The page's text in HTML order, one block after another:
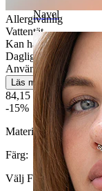
Navel
Allergivänlig
Vattentät
Kan hålla en hel livstid
Daglig användning
Användarvänlig
Läs mer
84,15 kr 99,00 kr
-15%
Material:Titan
Färg:
Välj Färg